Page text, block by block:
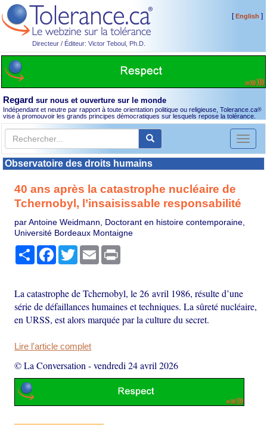
Directeur / Éditeur: Victor Teboul, Ph.D.
[English ]
Regard sur nous et ouverture sur le monde
Indépendant et neutre par rapport à toute orientation politique ou religieuse, Tolerance.ca®
vise à promouvoir les grands principes démocratiques sur lesquels repose la tolérance.
Toggle
Observatoire des droits humains
40 ans après la catastrophe nucléaire de
Tchernobyl, l’insaisissable responsabilité
par Antoine Weidmann, Doctorant en histoire contemporaine,
Université Bordeaux Montaigne
PartagerFacebook
TwitterEmail
La catastrophe de Tchernobyl, le 26 avril 1986, résulte d’une
série de défaillances humaines et techniques. La sûreté nucléaire,
en URSS, est alors marquée par la culture du secret.
Lire l'article complet
© La Conversation -vendredi 24 avril 2026